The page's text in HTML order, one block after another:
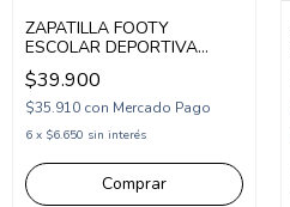
ZAPATILLA FOOTY
ESCOLAR DEPORTIVA
ACORDONADA 34-39
NEGRO (SCH77/1N)
$39.900
$35.910 con Mercado Pago
6 x $6.650 sin interés
Comprar